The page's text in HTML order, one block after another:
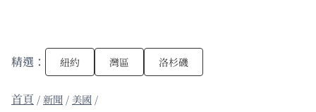
精選： 紐約 灣區 洛杉磯
/新聞 / 美國 /